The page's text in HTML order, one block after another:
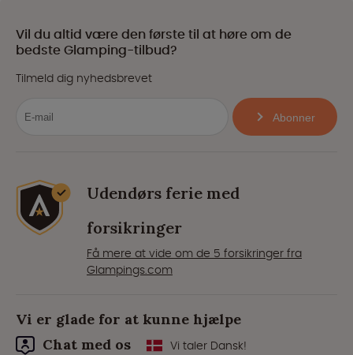
Vil du altid være den første til at høre om de
bedste Glamping-tilbud?
Tilmeld dig nyhedsbrevet
Abonner
Udendørs ferie med
forsikringer
Få mere at vide om de 5 forsikringer fra
Glampings.com
Vi er glade for at kunne hjælpe
Chat med os
Vi taler Dansk!